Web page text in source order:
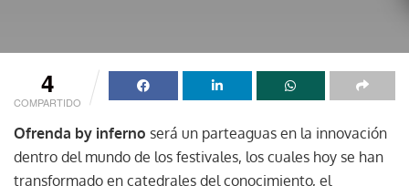
4
COMPARTIDO
Ofrenda by inferno será un parteaguas en la innovación
dentro del mundo de los festivales, los cuales hoy se han
transformado en catedrales del conocimiento, el